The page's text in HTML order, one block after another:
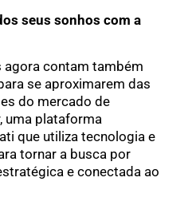
seus sonhos com a
contam também
se aproximarem das
do mercado de
uma plataforma
que utiliza tecnologia e
tornar a busca por
e conectada ao